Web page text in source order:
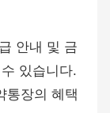
안내 및 금
있습니다.
통장의 혜택